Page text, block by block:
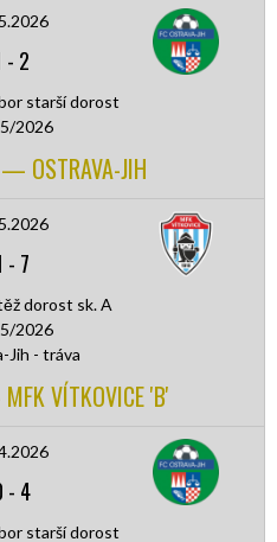
- 2
starší dorost
2026
— OSTRAVA-JIH
- 7
dorost sk. A
2026
Jih - tráva
VÍTKOVICE 'B'
- 4
starší dorost